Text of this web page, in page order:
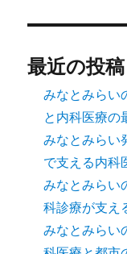
ジ
送
り
最近の投稿
みなとみらい
と内科医療の
みなとみらい
で支える内科
みなとみらい
科診療が支え
みなとみらい